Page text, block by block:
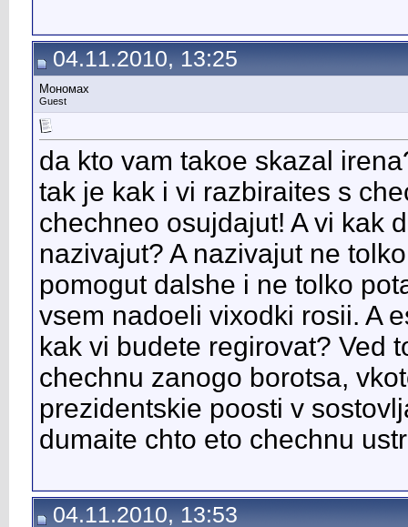
04.11.2010, 13:25
Мономах
Guest
da kto vam takoe skazal
tak je kak i vi razbiraites s
chechneo osujdajut! A vi kak
nazivajut? A nazivajut ne
pomogut dalshe i ne tolko
vsem nadoeli vixodki rosii. A
kak vi budete regirovat? Ved
chechnu zanogo borotsa,
prezidentskie poosti v
dumaite chto eto chechnu
04.11.2010, 13:53